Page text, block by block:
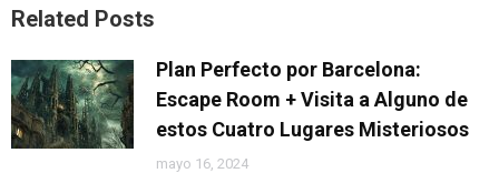
Related Posts
Plan Perfecto por Barcelona:
Escape Room + Visita a Alguno de
estos Cuatro Lugares Misteriosos
mayo 16, 2024